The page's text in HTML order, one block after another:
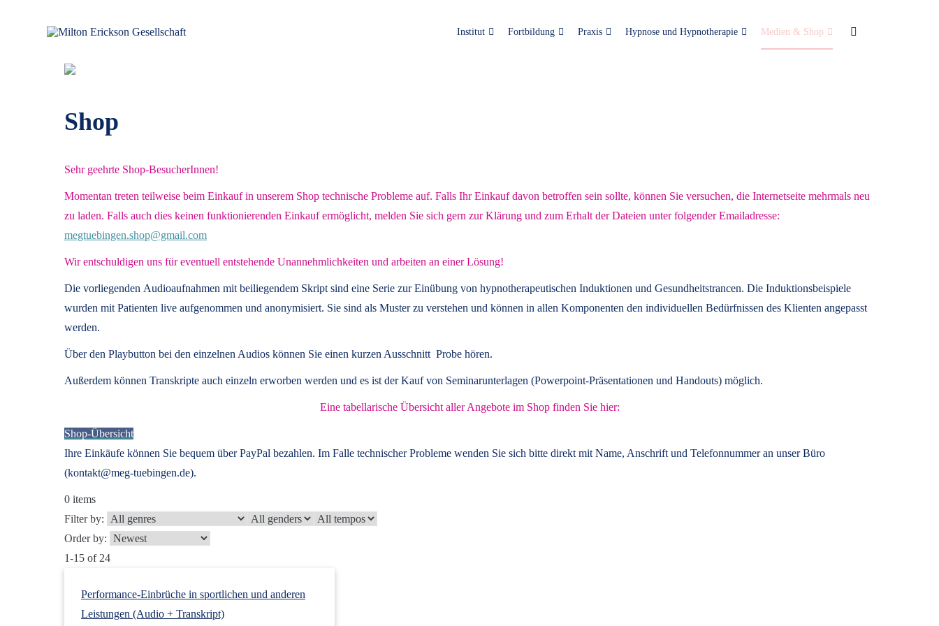
Institut Fortbildung Praxis Hypnose und Hypnotherapie Medien & Shop
Shop
Sehr geehrte Shop-BesucherInnen!
Momentan treten teilweise beim Einkauf in unserem Shop technische Probleme auf. Falls Ihr Einkauf davon betroffen sein sollte, können Sie versuchen, die Internetseite mehrmals neu
zu laden. Falls auch dies keinen funktionierenden Einkauf ermöglicht, melden Sie sich gern zur Klärung und zum Erhalt der Dateien unter folgender Emailadresse:
megtuebingen.shop@gmail.com
Wir entschuldigen uns für eventuell entstehende Unannehmlichkeiten und arbeiten an einer Lösung!
Die vorliegenden Audioaufnahmen mit beiliegendem Skript sind eine Serie zur Einübung von hypnotherapeutischen Induktionen und Gesundheitstrancen. Die Induktionsbeispiele
wurden mit Patienten live aufgenommen und anonymisiert. Sie sind als Muster zu verstehen und können in allen Komponenten den individuellen Bedürfnissen des Klienten angepasst
werden.
Über den Playbutton bei den einzelnen Audios können Sie einen kurzen Ausschnitt Probe hören.
Außerdem können Transkripte auch einzeln erworben werden und es ist der Kauf von Seminarunterlagen (Powerpoint-Präsentationen und Handouts) möglich.
Eine tabellarische Übersicht aller Angebote im Shop finden Sie hier:
Shop-Übersicht
Ihre Einkäufe können Sie bequem über PayPal bezahlen. Im Falle technischer Probleme wenden Sie sich bitte direkt mit Name, Anschrift und Telefonnummer an unser Büro
(kontakt@meg-tuebingen.de).
0 items
Filter by:
Order by:
1-15 of 24
Performance-Einbrüche in sportlichen und anderen
Leistungen (Audio + Transkript)